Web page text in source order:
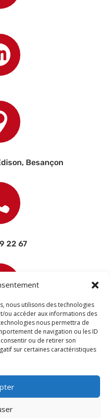
nous utilisons des technologies
ou accéder aux informations des
nous permettra de
de navigation ou les ID
ou de retirer son
sur certaines caractéristiques
Besançon
22 67